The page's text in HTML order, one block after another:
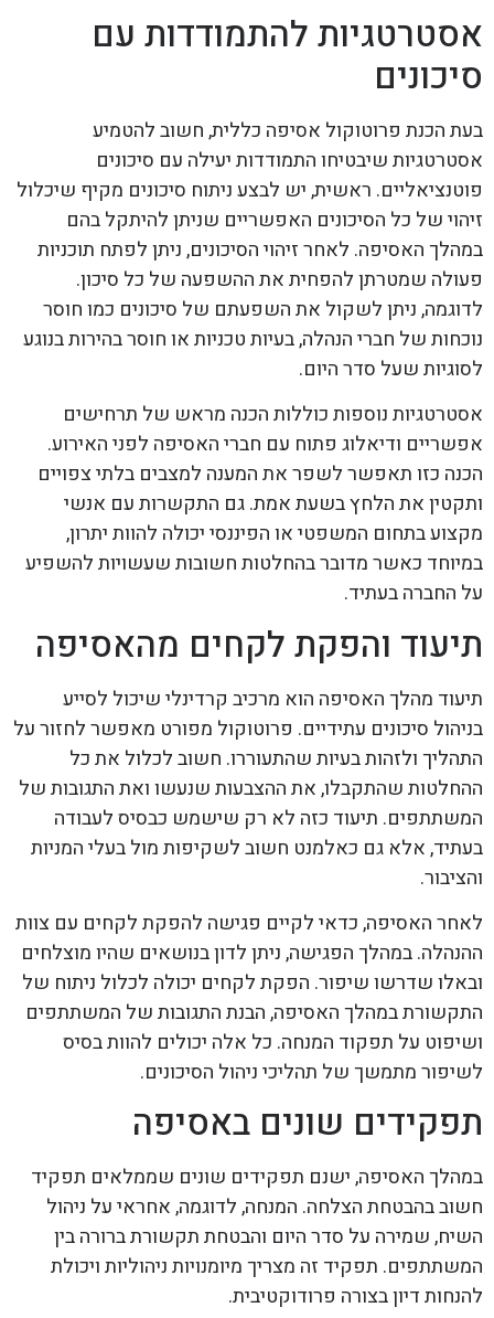
אסטרטגיות להתמודדות עם
סיכונים
בעת הכנת פרוטוקול אסיפה כללית, חשוב להטמיע
אסטרטגיות שיבטיחו התמודדות יעילה עם סיכונים
פוטנציאליים. ראשית, יש לבצע ניתוח סיכונים מקיף שיכלול
זיהוי של כל הסיכונים האפשריים שניתן להיתקל בהם
במהלך האסיפה. לאחר זיהוי הסיכונים, ניתן לפתח תוכניות
פעולה שמטרתן להפחית את ההשפעה של כל סיכון.
לדוגמה, ניתן לשקול את השפעתם של סיכונים כמו חוסר
נוכחות של חברי הנהלה, בעיות טכניות או חוסר בהירות בנוגע
לסוגיות שעל סדר היום.
אסטרטגיות נוספות כוללות הכנה מראש של תרחישים
אפשריים ודיאלוג פתוח עם חברי האסיפה לפני האירוע.
הכנה כזו תאפשר לשפר את המענה למצבים בלתי צפויים
ותקטין את הלחץ בשעת אמת. גם התקשרות עם אנשי
מקצוע בתחום המשפטי או הפיננסי יכולה להוות יתרון,
במיוחד כאשר מדובר בהחלטות חשובות שעשויות להשפיע
על החברה בעתיד.
תיעוד והפקת לקחים מהאסיפה
תיעוד מהלך האסיפה הוא מרכיב קרדינלי שיכול לסייע
בניהול סיכונים עתידיים. פרוטוקול מפורט מאפשר לחזור על
התהליך ולזהות בעיות שהתעוררו. חשוב לכלול את כל
ההחלטות שהתקבלו, את ההצבעות שנעשו ואת התגובות של
המשתתפים. תיעוד כזה לא רק שישמש כבסיס לעבודה
בעתיד, אלא גם כאלמנט חשוב לשקיפות מול בעלי המניות
והציבור.
לאחר האסיפה, כדאי לקיים פגישה להפקת לקחים עם צוות
ההנהלה. במהלך הפגישה, ניתן לדון בנושאים שהיו מוצלחים
ובאלו שדרשו שיפור. הפקת לקחים יכולה לכלול ניתוח של
התקשורת במהלך האסיפה, הבנת התגובות של המשתתפים
ושיפוט על תפקוד המנחה. כל אלה יכולים להוות בסיס
לשיפור מתמשך של תהליכי ניהול הסיכונים.
תפקידים שונים באסיפה
במהלך האסיפה, ישנם תפקידים שונים שממלאים תפקיד
חשוב בהבטחת הצלחה. המנחה, לדוגמה, אחראי על ניהול
השיח, שמירה על סדר היום והבטחת תקשורת ברורה בין
המשתתפים. תפקיד זה מצריך מיומנויות ניהוליות ויכולת
להנחות דיון בצורה פרודוקטיבית.